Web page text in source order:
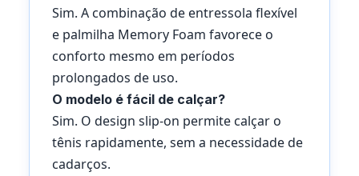
Sim. A combinação de entressola flexível
e palmilha Memory Foam favorece o
conforto mesmo em períodos
prolongados de uso.
O modelo é fácil de calçar?
Sim. O design slip-on permite calçar o
tênis rapidamente, sem a necessidade de
cadarços.